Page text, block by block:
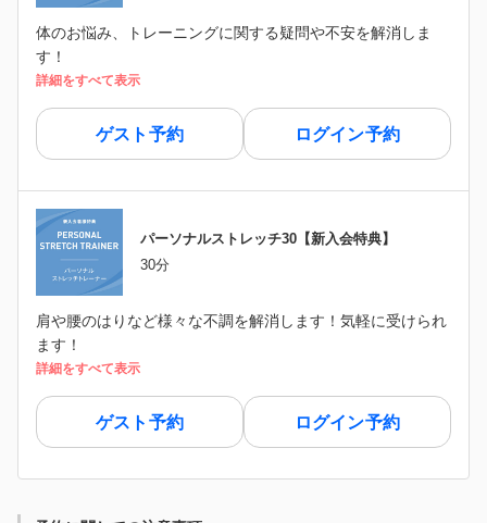
体のお悩み、トレーニングに関する疑問や不安を解消しま
す！
詳細をすべて表示
ゲスト予約 ログイン予約
パーソナルストレッチ30【新入会特典】
30分
肩や腰のはりなど様々な不調を解消します！気軽に受けられ
ます！
詳細をすべて表示
ゲスト予約 ログイン予約